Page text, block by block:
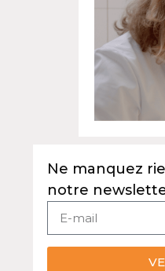
Ne manquez
notre